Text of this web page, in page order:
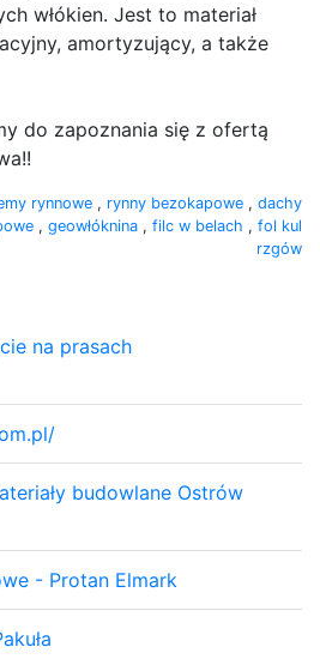
włókien. Jest to materiał
amortyzujący, a także
do zapoznania się z ofertą
rynnowe , rynny bezokapowe , dachy
, geowłóknina , filc w belach , fol kul
rzgów
na prasach
budowlane Ostrów
- Protan Elmark